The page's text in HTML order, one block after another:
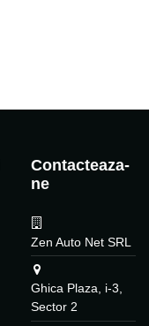
Contacteaza-
ne
Zen Auto Net SRL
Ghica Plaza, i-3,
Sector 2